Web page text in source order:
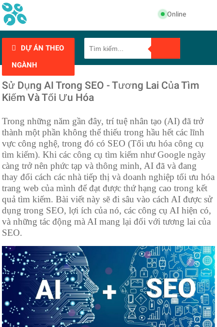
Online
DỰ ÁN THEO
NGÀNH
Sử Dụng AI Trong SEO - Tương Lai Của Tìm
Kiếm Và Tối Ưu Hóa
Trong những năm gần đây, trí tuệ nhân tạo (AI) đã trở
thành một phần không thể thiếu trong hầu hết các lĩnh
vực công nghệ, trong đó có SEO (Tối ưu hóa công cụ
tìm kiếm). Khi các công cụ tìm kiếm như Google ngày
càng trở nên phức tạp và thông minh, AI đã và đang
thay đổi cách các nhà tiếp thị và doanh nghiệp tối ưu hóa
trang web của mình để đạt được thứ hạng cao trong kết
quả tìm kiếm. Bài viết này sẽ đi sâu vào cách AI được sử
dụng trong SEO, lợi ích của nó, các công cụ AI hiện có,
và những tác động mà AI mang lại đối với tương lai của
SEO.